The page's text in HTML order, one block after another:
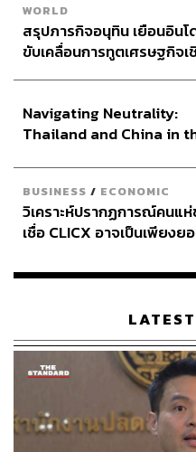
WORLD
สรุปภารกิจอนุทิน เยือนอินโ
ขับเคลื่อนการทูตเศรษฐกิจเ
Navigating Neutrality:
Thailand and China in
BUSINESS / ECONOMIC
วิเคราะห์ปรากฏการณ์คนแ
เชื่อ CLICX อาจเป็นเพียงย
เรือนไทยที่ถูกซุกไว้